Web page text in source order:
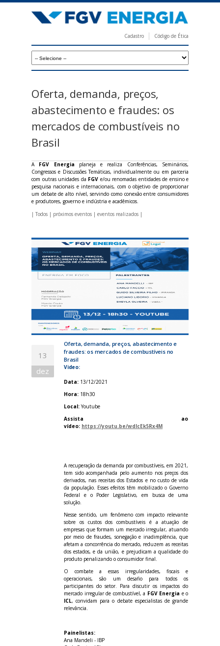
para
principal
V
e
r
g
i
a
Cadastro Código de Ética
Oferta, demanda, preços,
abastecimento e fraudes: os
mercados de combustíveis no
Brasil
A FGV Energia planeja e realiza Conferências, Seminários,
Congressos e Discussões Temáticas, individualmente ou em parceria
com outras unidades da FGV e/ou renomadas entidades de ensino e
pesquisa nacionais e internacionais, com o objetivo de proporcionar
um debate de alto nível, servindo como conexão entre consumidores
e produtores, governo e indústria e acadêmicos.
| Todos | próximos eventos | eventos realizados |
13
dez
Oferta, demanda, preços, abastecimento e
fraudes: os mercados de combustíveis no
Brasil
Video:
Data: 13/12/2021
Hora: 18h30
Local:Youtube
Assista ao
vídeo: https://youtu.be/wdlcEk5Rx4M
A recuperação da demanda por combustíveis, em 2021,
tem sido acompanhada pelo aumento nos preços dos
derivados, nas receitas dos Estados e no custo de vida
da população. Esses efeitos têm mobilizado o Governo
Federal e o Poder Legislativo, em busca de uma
solução.
Nesse sentido, um fenômeno com impacto relevante
sobre os custos dos combustíveis é a atuação de
empresas que formam um mercado irregular, atuando
por meio de fraudes, sonegação e inadimplência, que
afetam a concorrência do mercado, reduzem as receitas
dos estados, e da união, e prejudicam a qualidade do
produto penalizando o consumidor final.
O combate a essas irregularidades, fiscais e
operacionais, são um desafio para todos os
participantes do setor. Para discutir os impactos do
mercado irregular de combustível, a FGV Energia e o
ICL, convidam para o debate especialistas de grande
relevância.
Painelistas:
Ana Mandeli - IBP